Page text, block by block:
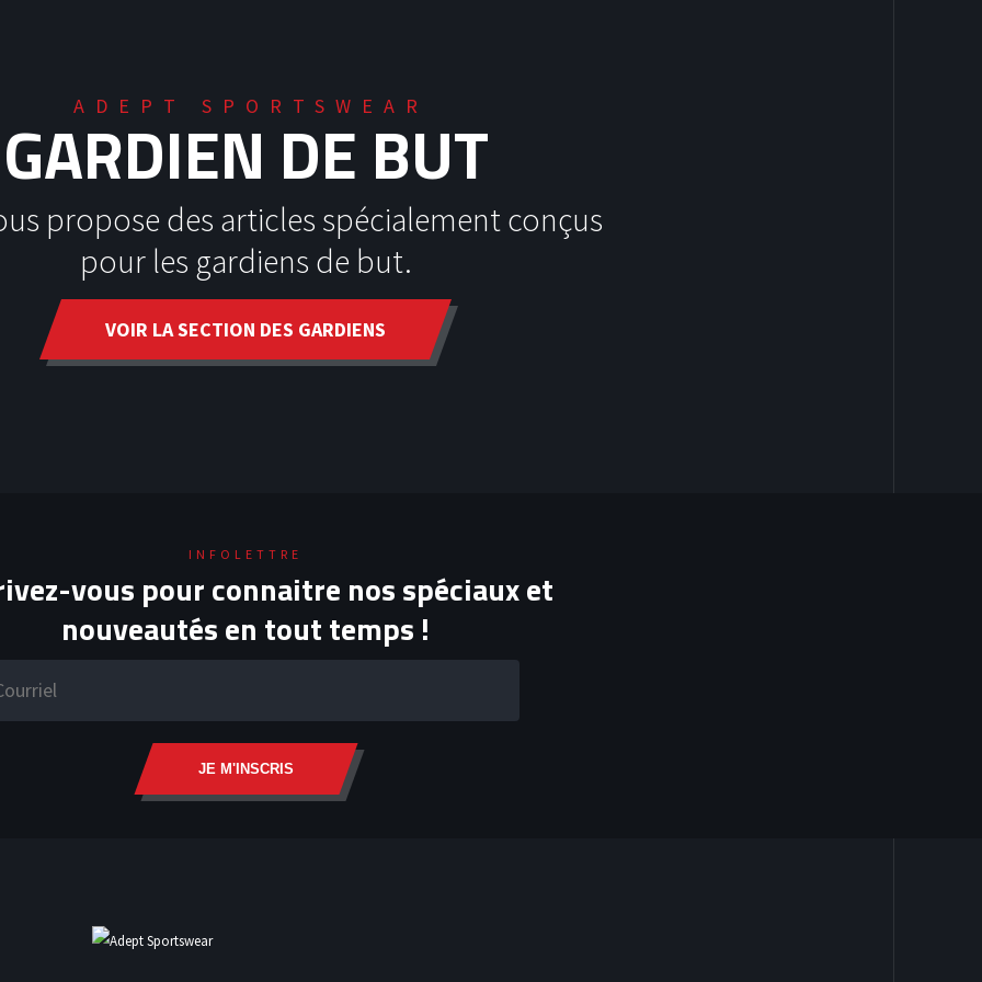
ADEPT SPORTSWEAR
GARDIEN DE BUT
propose des articles spécialement conçus
pour les gardiens de but.
VOIR LA SECTION DES GARDIENS
INFOLETTRE
vous pour connaitre nos spéciaux et
nouveautés en tout temps !
JE M'INSCRIS